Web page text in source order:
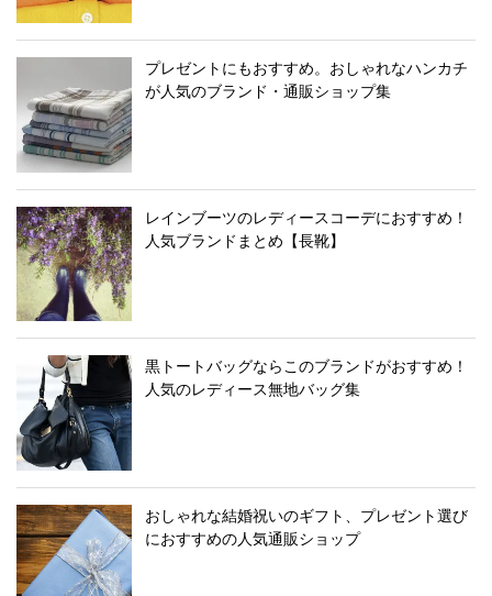
プレゼントにもおすすめ。おしゃれなハンカチ
が人気のブランド・通販ショップ集
レインブーツのレディースコーデにおすすめ！
人気ブランドまとめ【長靴】
黒トートバッグならこのブランドがおすすめ！
人気のレディース無地バッグ集
おしゃれな結婚祝いのギフト、プレゼント選び
におすすめの人気通販ショップ